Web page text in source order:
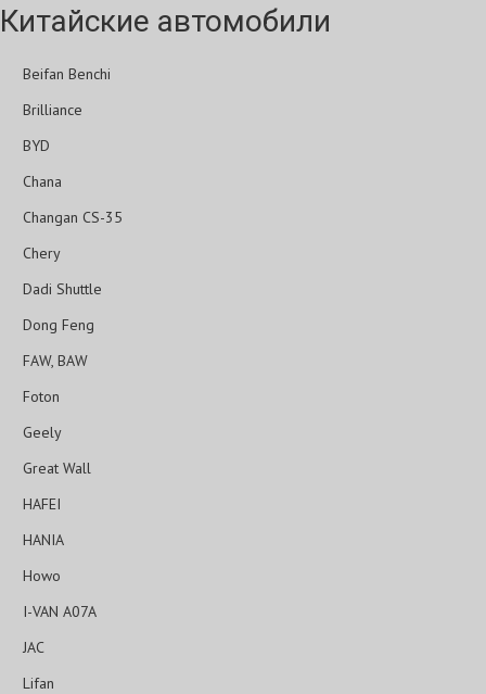
Китайские автомобили
Beifan Benchi
Brilliance
BYD
Chana
Changan CS-35
Chery
Dadi Shuttle
Dong Feng
FAW, BAW
Foton
Geely
Great Wall
HAFEI
HANIA
Howo
I-VAN A07A
JAC
Lifan